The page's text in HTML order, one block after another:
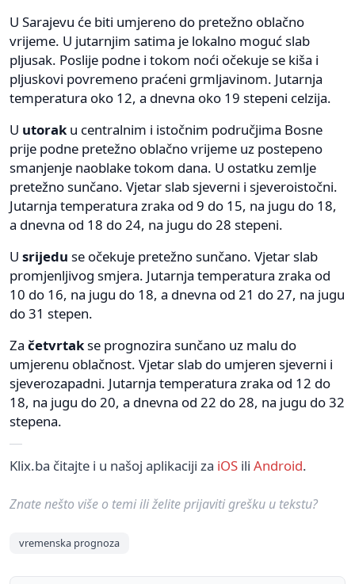
U Sarajevu će biti umjereno do pretežno oblačno
vrijeme. U jutarnjim satima je lokalno moguć slab
pljusak. Poslije podne i tokom noći očekuje se kiša i
pljuskovi povremeno praćeni grmljavinom. Jutarnja
temperatura oko 12, a dnevna oko 19 stepeni celzija.
U utoraku centralnim i istočnim područjima Bosne
prije podne pretežno oblačno vrijeme uz postepeno
smanjenje naoblake tokom dana. U ostatku zemlje
pretežno sunčano. Vjetar slab sjeverni i sjeveroistočni.
Jutarnja temperatura zraka od 9 do 15, na jugu do 18,
a dnevna od 18 do 24, na jugu do 28 stepeni.
U srijedu se očekuje pretežno sunčano. Vjetar slab
promjenljivog smjera. Jutarnja temperatura zraka od
10 do 16, na jugu do 18, a dnevna od 21 do 27, na jugu
do 31 stepen.
Za četvrtakse prognozira sunčano uz malu do
umjerenu oblačnost. Vjetar slab do umjeren sjeverni i
sjeverozapadni. Jutarnja temperatura zraka od 12 do
18, na jugu do 20, a dnevna od 22 do 28, na jugu do 32
stepena.
Klix.ba čitajte i u našoj aplikaciji za iOS ili Android.
Znate nešto više o temi ili želite prijaviti grešku u tekstu?
vremenska prognoza